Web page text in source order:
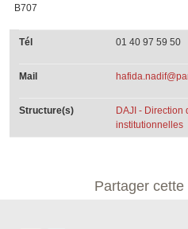
B707
Tél 01 40 97 59 50
Mail
Structure(s)
DAJI - Direction
institutionnelles
Partager cette